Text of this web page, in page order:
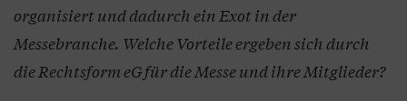
organisiert und dadurch ein Exot in der
Messebranche. Welche Vorteile ergeben sich durch
die Rechtsform eG für die Messe und ihre Mitglieder?